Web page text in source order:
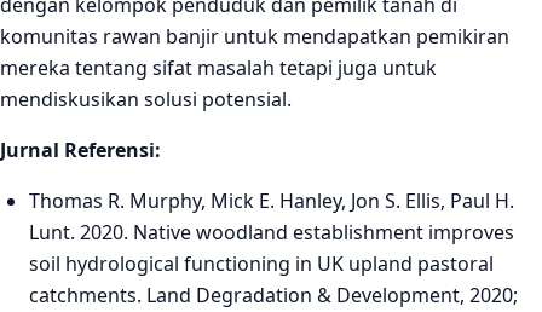
komunitas rawan banjir untuk mendapatkan pemikiran
mereka tentang sifat masalah tetapi juga untuk
mendiskusikan solusi potensial.
Jurnal Referensi:
Thomas R. Murphy, Mick E. Hanley, Jon S. Ellis, Paul H.
Lunt. 2020. Native woodland establishment improves
soil hydrological functioning in UK upland pastoral
catchments. Land Degradation & Development, 2020;